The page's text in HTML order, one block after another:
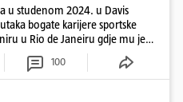
u studenom 2024. u Davis
bogate karijere sportske
u Rio de Janeiru gdje mu je
100